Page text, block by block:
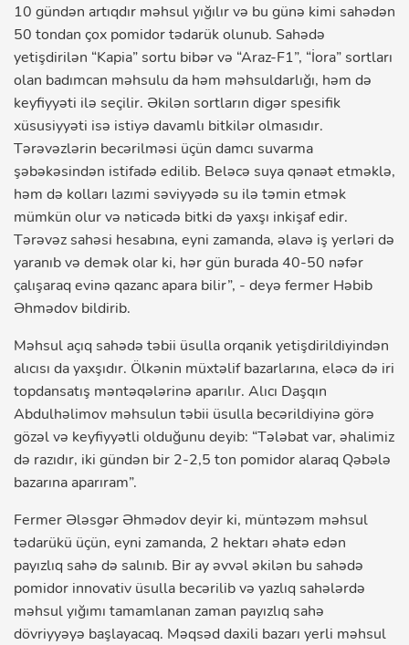
10 gündən artıqdır məhsul yığılır və bu günə kimi sahədən
50 tondan çox pomidor tədarük olunub. Sahədə
yetişdirilən “Kapia” sortu bibər və “Araz-F1”, “İora” sortları
olan badımcan məhsulu da həm məhsuldarlığı, həm də
keyfiyyəti ilə seçilir. Əkilən sortların digər spesifik
xüsusiyyəti isə istiyə davamlı bitkilər olmasıdır.
Tərəvəzlərin becərilməsi üçün damcı suvarma
şəbəkəsindən istifadə edilib. Beləcə suya qənaət etməklə,
həm də kolları lazımi səviyyədə su ilə təmin etmək
mümkün olur və nəticədə bitki də yaxşı inkişaf edir.
Tərəvəz sahəsi hesabına, eyni zamanda, əlavə iş yerləri də
yaranıb və demək olar ki, hər gün burada 40-50 nəfər
çalışaraq evinə qazanc apara bilir”, - deyə fermer Həbib
Əhmədov bildirib.
Məhsul açıq sahədə təbii üsulla orqanik yetişdirildiyindən
alıcısı da yaxşıdır. Ölkənin müxtəlif bazarlarına, eləcə də iri
topdansatış məntəqələrinə aparılır. Alıcı Daşqın
Abdulhəlimov məhsulun təbii üsulla becərildiyinə görə
gözəl və keyfiyyətli olduğunu deyib: “Tələbat var, əhalimiz
də razıdır, iki gündən bir 2-2,5 ton pomidor alaraq Qəbələ
bazarına aparıram”.
Fermer Ələsgər Əhmədov deyir ki, müntəzəm məhsul
tədarükü üçün, eyni zamanda, 2 hektarı əhatə edən
payızlıq sahə də salınıb. Bir ay əvvəl əkilən bu sahədə
pomidor innovativ üsulla becərilib və yazlıq sahələrdə
məhsul yığımı tamamlanan zaman payızlıq sahə
dövriyyəyə başlayacaq. Məqsəd daxili bazarı yerli məhsul